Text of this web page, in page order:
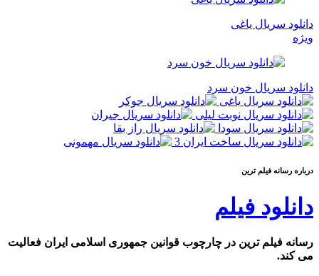
دانلود سریال یاغی
ویژه
دانلود سریال خون سرد
درباره رسانه فيلم ترين
دانلود فیلم
رسانه فیلم ترین در چارچوب قوانین جمهوری اسلامی ایران فعالیت
می کند.